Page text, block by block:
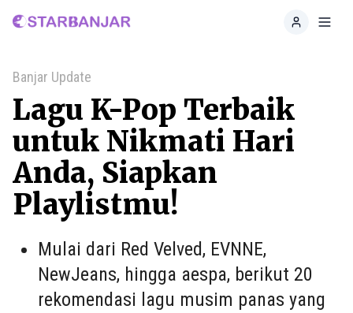
Home
Banjar Update
Lagu K-Pop Terbaik
untuk Nikmati Hari
Anda, Siapkan
Playlistmu!
Mulai dari Red Velved, EVNNE,
NewJeans, hingga aespa, berikut 20
rekomendasi lagu musim panas yang